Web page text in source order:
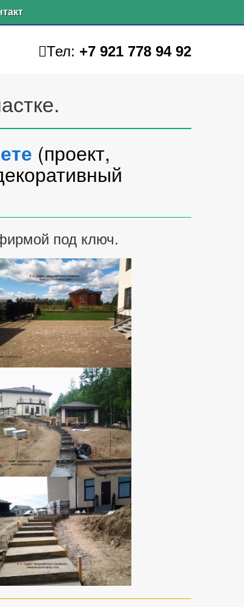
Тел: +7 921 778 94 92
(проект,
под ключ.